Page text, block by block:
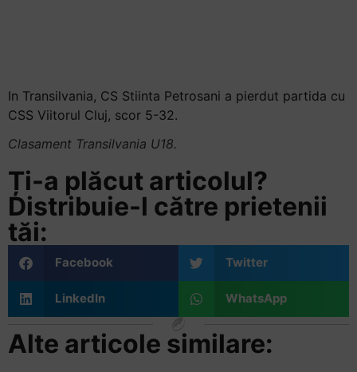
In Transilvania, CS Stiinta Petrosani a pierdut partida cu
CSS Viitorul Cluj, scor 5-32.
Clasament Transilvania U18.
Ți-a plăcut articolul?
Distribuie-l către prietenii
tăi:
Facebook Twitter
LinkedIn WhatsApp
Alte articole similare: